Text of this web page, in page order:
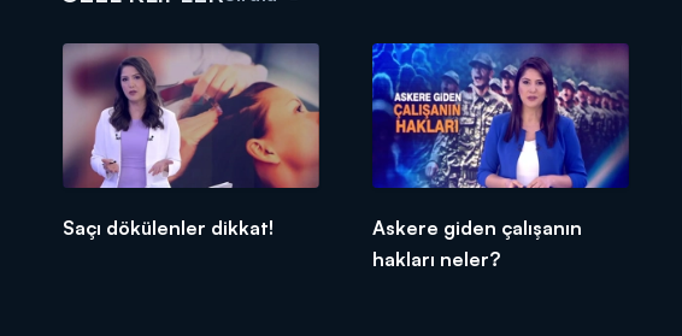
Saçı dökülenler dikkat!
Askere giden çalışanın
hakları neler?